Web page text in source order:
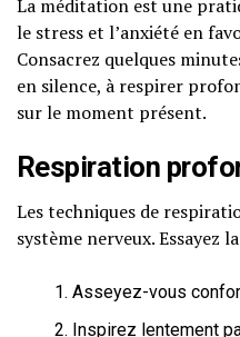
La méditation est une
le stress et l’anxiété en
Consacrez quelques
en silence, à respirer
sur le moment présent.
Respiration
Les techniques de
système nerveux. Essayez
Asseyez-vous
Inspirez lentement